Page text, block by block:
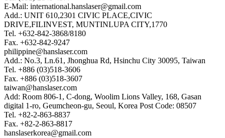
E-Mail: international.hanslaser@gmail.com
Add.: UNIT 610,2301 CIVIC PLACE,CIVIC
DRIVE,FILINVEST, MUNTINLUPA CITY,1770
Tel. +632-842-3868/8180
Fax. +632-842-9247
philippine@hanslaser.com
Add.: No.3, Ln.61, Jhonghua Rd, Hsinchu City 30095, Taiwan
Tel. +886 (03)518-3606
Fax. +886 (03)518-3607
taiwan@hanslaser.com
Add: Room 806-1, C-dong, Woolim Lions Valley, 168, Gasan
digital 1-ro, Geumcheon-gu, Seoul, Korea Post Code: 08507
Tel. +82-2-863-8837
Fax. +82-2-863-8817
hanslaserkorea@gmail.com